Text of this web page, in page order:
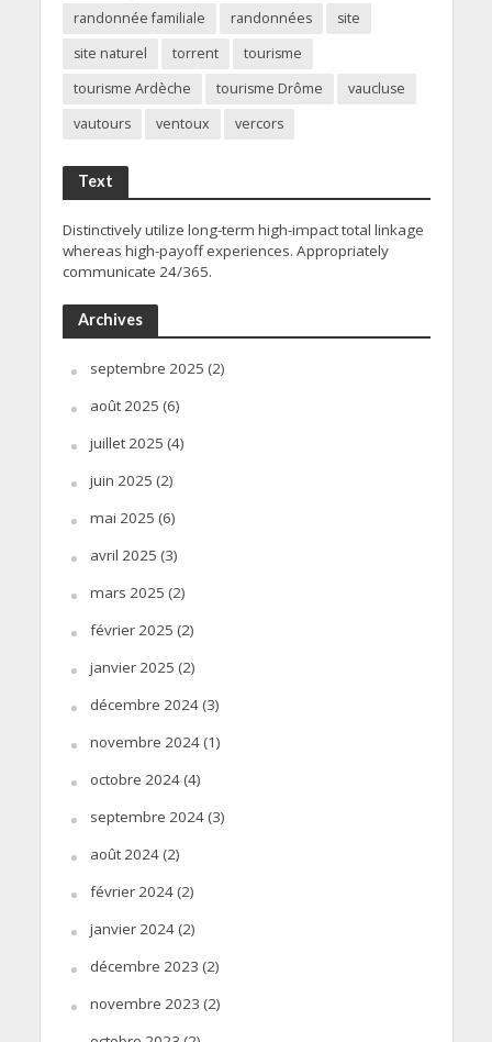
randonnée familiale
randonnées
site
site naturel
torrent
tourisme
tourisme Ardèche
tourisme Drôme
vaucluse
vautours
ventoux vercors
Text
Distinctively utilize long-term high-impact total linkage
whereas high-payoff experiences. Appropriately
communicate 24/365.
Archives
septembre 2025 (2)
août 2025 (6)
juillet 2025 (4)
juin 2025 (2)
mai 2025 (6)
avril 2025 (3)
mars 2025 (2)
février 2025 (2)
janvier 2025 (2)
décembre 2024(3)
novembre 2024(1)
octobre 2024(4)
septembre 2024(3)
août 2024(2)
février 2024(2)
janvier 2024(2)
décembre 2023 (2)
novembre 2023 (2)